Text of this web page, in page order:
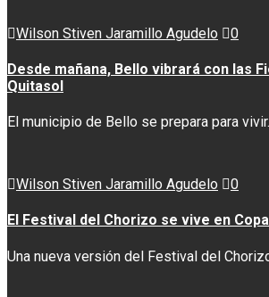
Wilson Stiven Jaramillo Agudelo 0
Desde mañana, Bello vibrará con las
Quitasol
El municipio de Bello se prepara para
Wilson Stiven Jaramillo Agudelo 0
El Festival del Chorizo se vive en
Una nueva versión del Festival del